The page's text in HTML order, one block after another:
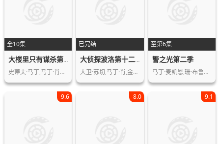
全10集
大楼里只有谋杀第四季
史蒂夫·马丁,马丁·肖特,赛琳娜·戈麦…
已完结
大侦探波洛第十二季
大卫·苏切,马丁·肖,金伯莉·尼克松,…
至第6集
警之光第二季
马丁·麦凯恩,珊·布鲁克,凯瑟琳·德夫…
9.6 8.0 9.1